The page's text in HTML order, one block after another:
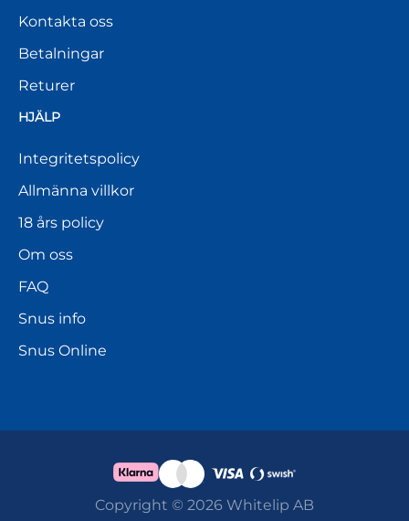
Kontakta oss
Betalningar
Returer
HJÄLP
Integritetspolicy
Allmänna villkor
18 års policy
Om oss
FAQ
Snus info
Snus Online
Copyright © 2026 Whitelip AB